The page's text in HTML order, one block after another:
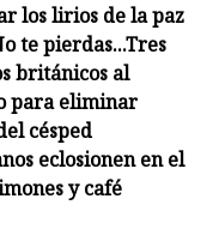
los lirios de la paz
te pierdas...Tres
británicos al
para eliminar
césped
eclosionen en el
y café